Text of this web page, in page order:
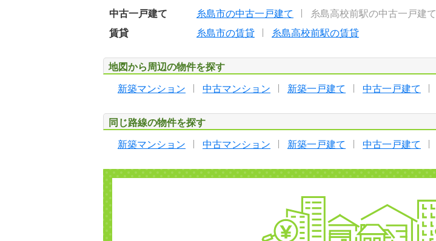
中古一戸建て
糸島市の中古一戸建て
糸島高校前駅の中古一戸建て
賃貸
糸島市の賃貸 糸島高校前駅の賃貸
地図から周辺の物件を探す
新築マンション 中古マンション 新築一戸建て 中古一戸建て
同じ路線の物件を探す
新築マンション 中古マンション 新築一戸建て 中古一戸建て